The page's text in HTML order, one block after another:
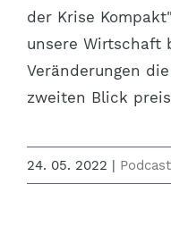
der Krise
unsere Wirtschaft
Veränderungen
zweiten Blick preis
24. 05. 2022 |